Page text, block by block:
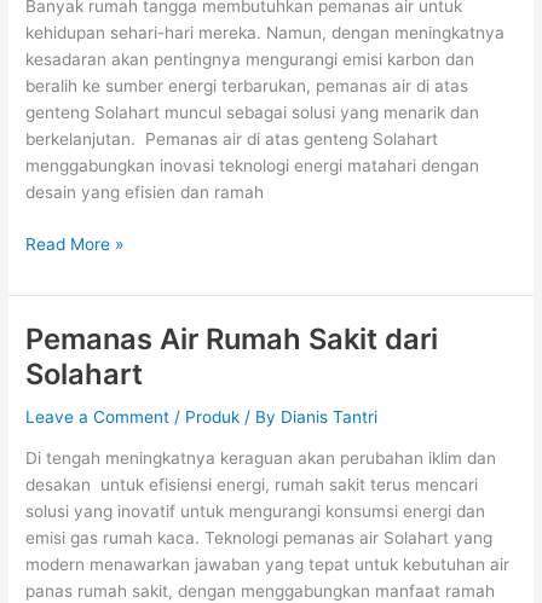
Banyak rumah tangga membutuhkan pemanas air untuk
kehidupan sehari-hari mereka. Namun, dengan meningkatnya
kesadaran akan pentingnya mengurangi emisi karbon dan
beralih ke sumber energi terbarukan, pemanas air di atas
genteng Solahart muncul sebagai solusi yang menarik dan
berkelanjutan. Pemanas air di atas genteng Solahart
menggabungkan inovasi teknologi energi matahari dengan
desain yang efisien dan ramah
Read More »
Pemanas Air Rumah Sakit dari
Solahart
Leave a Comment / Produk / By Dianis Tantri
Di tengah meningkatnya keraguan akan perubahan iklim dan
desakan untuk efisiensi energi, rumah sakit terus mencari
solusi yang inovatif untuk mengurangi konsumsi energi dan
emisi gas rumah kaca. Teknologi pemanas air Solahart yang
modern menawarkan jawaban yang tepat untuk kebutuhan air
panas rumah sakit, dengan menggabungkan manfaat ramah
Pemanas
Air
Rumah
Sakit
Solahart